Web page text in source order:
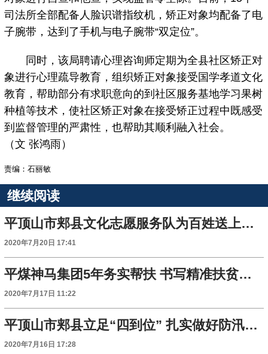
司法所全部配备人脸识谱指纹机，矫正对象均配备了电
子腕带，达到了手机与电子腕带“双定位”。
同时，该局聘请心理咨询师定期为全县社区矫正对
象进行心理疏导教育，组织矫正对象接受国学孝道文化
教育，帮助部分有求职意向的到社区服务基地学习果树
种植等技术，使社区矫正对象在接受矫正过程中既感受
到监督管理的严肃性，也帮助其顺利融入社会。
（文 张鸿雨）
责编：石丽敏
继续阅读
平顶山市郏县文化志愿服务队为百姓送上文化大餐
2020年7月20日 17:41
平煤神马集团5年务实帮扶 书写精准扶贫新篇章
2020年7月17日 11:22
平顶山市郏县立足“四到位” 扎实做好防汛备汛工作
2020年7月16日 17:28